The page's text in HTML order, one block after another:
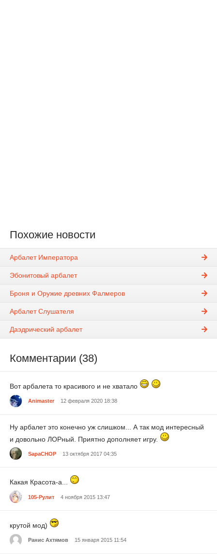
Похожие новости
Арбалет Императора
Эбонитовый арбалет
Броня и Оружие древних Фалмеров
Арбалет Слушателя
Даэдрический арбалет
Комментарии (38)
Вот арбалета то красивого и не хватало
Animaster 12 февраля 2020 18:38
Ну арбалет это конечно уж слишком... А так мод интересный
и довольно ЛОРный. Приятно дополняет игру.
SapaCHOP 13 октября 2017 04:35
Какая Красота-а...
105-Рулит 4 ноября 2015 13:47
крутой мод)
Ранис Ахтямов 15 января 2015 11:54